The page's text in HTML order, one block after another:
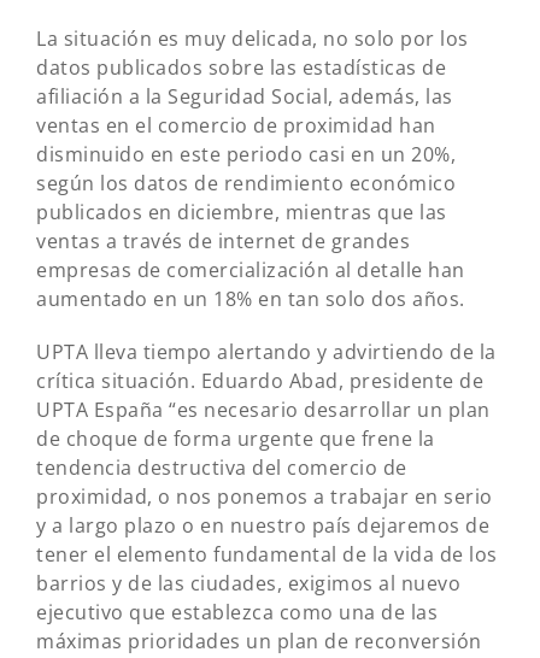
La situación es muy delicada, no solo por los
datos publicados sobre las estadísticas de
afiliación a la Seguridad Social, además, las
ventas en el comercio de proximidad han
disminuido en este periodo casi en un 20%,
según los datos de rendimiento económico
publicados en diciembre, mientras que las
ventas a través de internet de grandes
empresas de comercialización al detalle han
aumentado en un 18% en tan solo dos años.
UPTA lleva tiempo alertando y advirtiendo de la
crítica situación. Eduardo Abad, presidente de
UPTA España “es necesario desarrollar un plan
de choque de forma urgente que frene la
tendencia destructiva del comercio de
proximidad, o nos ponemos a trabajar en serio
y a largo plazo o en nuestro país dejaremos de
tener el elemento fundamental de la vida de los
barrios y de las ciudades, exigimos al nuevo
ejecutivo que establezca como una de las
máximas prioridades un plan de reconversión